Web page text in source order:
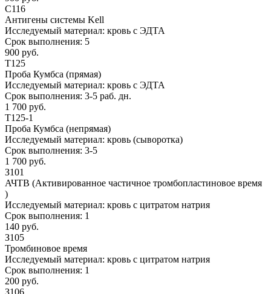
С116
Антигены системы Kell
Исследуемый материал: кровь с ЭДТА
Срок выполнения: 5
900 руб.
Т125
Проба Кумбса (прямая)
Исследуемый материал: кровь с ЭДТА
Срок выполнения: 3-5 раб. дн.
1 700 руб.
Т125-1
Проба Кумбса (непрямая)
Исследуемый материал: кровь (сыворотка)
Срок выполнения: 3-5
1 700 руб.
З101
АЧТВ (Активированное частичное тромбопластиновое время
)
Исследуемый материал: кровь с цитратом натрия
Срок выполнения: 1
140 руб.
З105
Тромбиновое время
Исследуемый материал: кровь с цитратом натрия
Срок выполнения: 1
200 руб.
З106